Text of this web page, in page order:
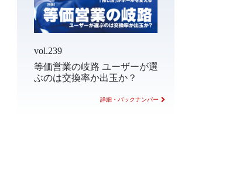
vol.239
等価営業の岐路 ユーザーが選
ぶのは交換率か出玉か？
詳細・バックナンバー